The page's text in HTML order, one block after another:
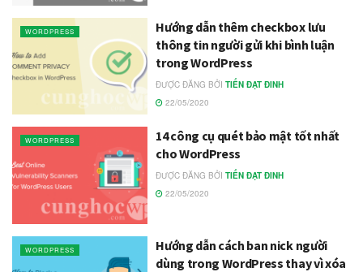
WORDPRESS
Hướng dẫn thêm checkbox lưu
thông tin người gửi khi bình luận
trong WordPress
ĐƯỢC ĐĂNG BỞI TIẾN ĐẠT ĐINH
22/05/2020
WORDPRESS
14 công cụ quét bảo mật tốt nhất
cho WordPress
ĐƯỢC ĐĂNG BỞI TIẾN ĐẠT ĐINH
22/05/2020
WORDPRESS
Hướng dẫn cách ban nick người
dùng trong WordPress thay vì xóa